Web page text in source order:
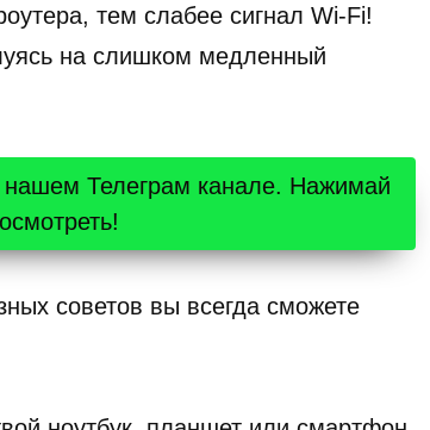
тем слабее сигнал Wi-Fi!
на слишком медленный
нашем Телеграм канале. Нажимай
советов вы всегда сможете